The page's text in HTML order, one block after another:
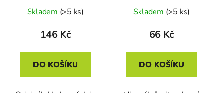
27,9x40,2 cm
Skladem (>5 ks)
146 Kč
DO KOŠÍKU
Skladem (>5 ks)
66 Kč
DO KOŠÍKU